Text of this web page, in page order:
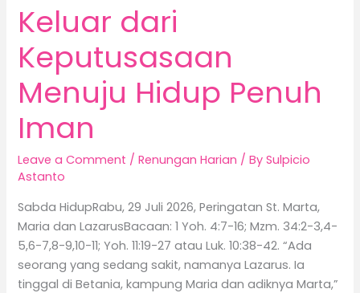
Keluar dari
Keputusasaan
Menuju Hidup Penuh
Iman
Leave a Comment /Renungan Harian / BySulpicio
Astanto
Sabda HidupRabu, 29 Juli 2026, Peringatan St. Marta,
Maria dan LazarusBacaan: 1 Yoh. 4:7-16; Mzm. 34:2-3,4-
5,6-7,8-9,10-11; Yoh. 11:19-27 atau Luk. 10:38-42. “Ada
seorang yang sedang sakit, namanya Lazarus. Ia
tinggal di Betania, kampung Maria dan adiknya Marta,”